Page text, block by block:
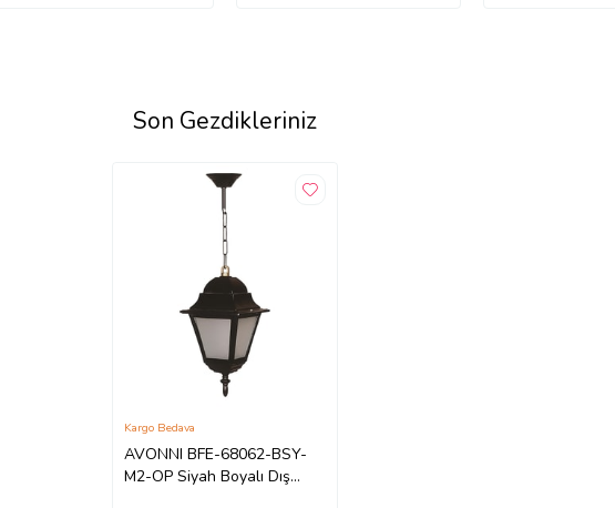
Son Gezdikleriniz
AVONNI BFE-68062-BSY-
M2-OP Siyah Boyalı Dış
Kargo Bedava